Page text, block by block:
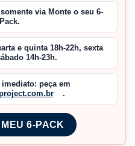
somente via Monte o seu 6-
Pack.
e quinta 18h-22h, sexta
14h-23h.
imediato: peça em
.
6-PACK